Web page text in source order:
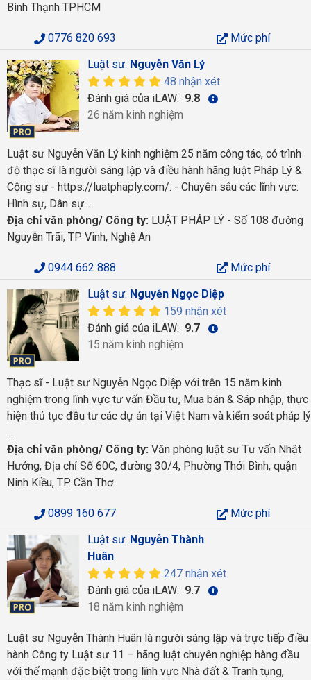
Bình Thạnh TPHCM
0776 820 693
Mức phí
Luật sư: Nguyễn Văn Lý
48 nhận xét
Đánh giá của iLAW: 9.8
26 năm kinh nghiệm
Luật sư Nguyễn Văn Lý kinh nghiệm 25 năm công tác, có trình
độ thạc sĩ là người sáng lập và điều hành hãng luật Pháp Lý &
Cộng sự - https://luatphaply.com/. - Chuyên sâu các lĩnh vực:
Hình sự, Dân sự...
Địa chỉ văn phòng/ Công ty: LUẬT PHÁP LÝ - Số 108 đường
Nguyễn Trãi, TP Vinh, Nghệ An
0944 662 888
Mức phí
Luật sư: Nguyễn Ngọc Diệp
159 nhận xét
Đánh giá của iLAW: 9.7
15 năm kinh nghiệm
Thạc sĩ - Luật sư Nguyễn Ngọc Diệp với trên 15 năm kinh
nghiệm trong lĩnh vực tư vấn Đầu tư, Mua bán & Sáp nhập, thực
hiện thủ tục đầu tư các dự án tại Việt Nam và kiểm soát pháp lý
...
Địa chỉ văn phòng/ Công ty: Văn phòng luật sư Tư vấn Nhật
Hướng, Địa chỉ Số 60C, đường 30/4, Phường Thới Bình, quận
Ninh Kiều, TP. Cần Thơ
0899 160 677
Mức phí
Luật sư: Nguyễn Thành
Huân
247 nhận xét
Đánh giá của iLAW: 9.7
18 năm kinh nghiệm
Luật sư Nguyễn Thành Huân là người sáng lập và trực tiếp điều
hành Công ty Luật sư 11 – hãng luật chuyên nghiệp hàng đầu
với thế mạnh đặc biệt trong lĩnh vực Nhà đất & Tranh tụng,